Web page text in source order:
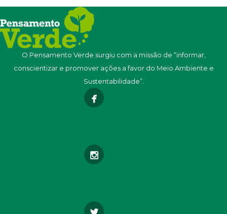
O Pensamento Verde surgiu com a missão de “informar,
conscientizar e promover ações a favor do Meio Ambiente e
Sustentabilidade”.